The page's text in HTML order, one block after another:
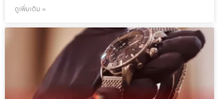
ดูเพิ่มเติม »